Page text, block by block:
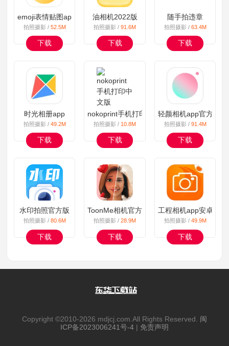
emoji表情贴图app
拍照摄影 / 52.5M
下载
油相机2022版
拍照摄影 /91.6M
下载
随手拍违章
拍照摄影 / 63.4M
下载
时光相册app
拍照摄影 / 49.2M
下载
nokoprint手机打印中文版
拍照摄影 / 10.8M
下载
轻颜相机app官方
拍照摄影 / 91.4M
下载
水印拍照官方版
拍照摄影 / 80.6M
下载
ToonMe相机官方
拍照摄影 /28.9M
下载
工程相机app安卓版
拍照摄影 / 49.9M
下载
Copyright ©2010-2026 mdjcj.com.All Rights Reserved. 闽
ICP备2023006241号-4 | 免责声明